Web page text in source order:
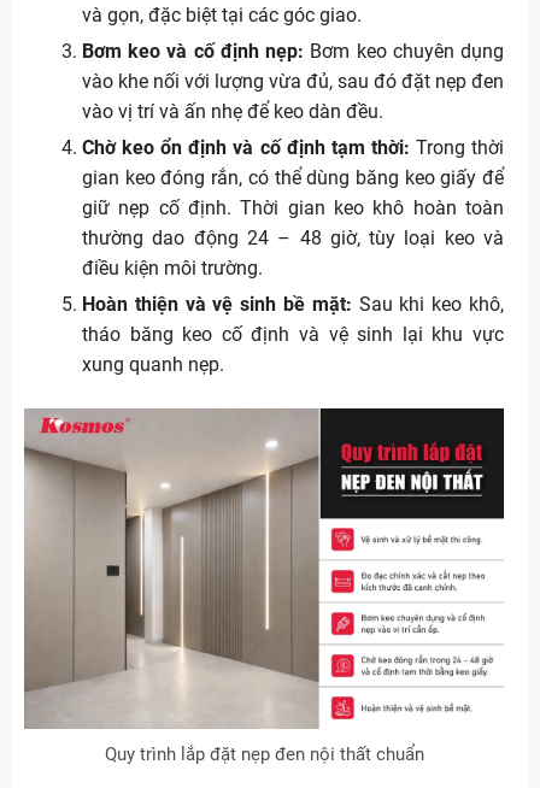
và gọn, đặc biệt tại các góc giao.
Bơm keo và cố định nẹp: Bơm keo chuyên dụng
vào khe nối với lượng vừa đủ, sau đó đặt nẹp đen
vào vị trí và ấn nhẹ để keo dàn đều.
Chờ keo ổn định và cố định tạm thời: Trong thời
gian keo đóng rắn, có thể dùng băng keo giấy để
giữ nẹp cố định. Thời gian keo khô hoàn toàn
thường dao động 24 – 48 giờ, tùy loại keo và
điều kiện môi trường.
Hoàn thiện và vệ sinh bề mặt: Sau khi keo khô,
tháo băng keo cố định và vệ sinh lại khu vực
xung quanh nẹp.
Quy trình lắp đặt nẹp đen nội thất chuẩn